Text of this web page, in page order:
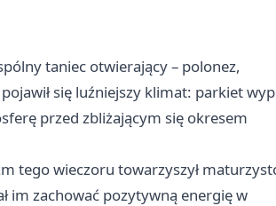
taniec otwierający – polonez,
się luźniejszy klimat: parkiet
przed zbliżającym się okresem
tego wieczoru towarzyszył
im zachować pozytywną energię w